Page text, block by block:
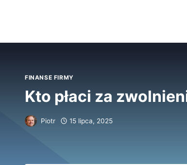
FINANSE FIRMY
Kto płaci za
Piotr 15 lipca, 2025